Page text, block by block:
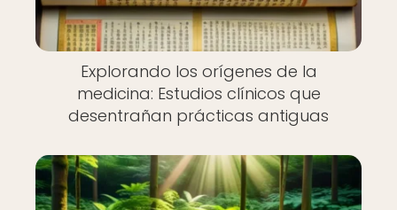
Explorando los orígenes de la
medicina: Estudios clínicos que
desentrañan prácticas antiguas